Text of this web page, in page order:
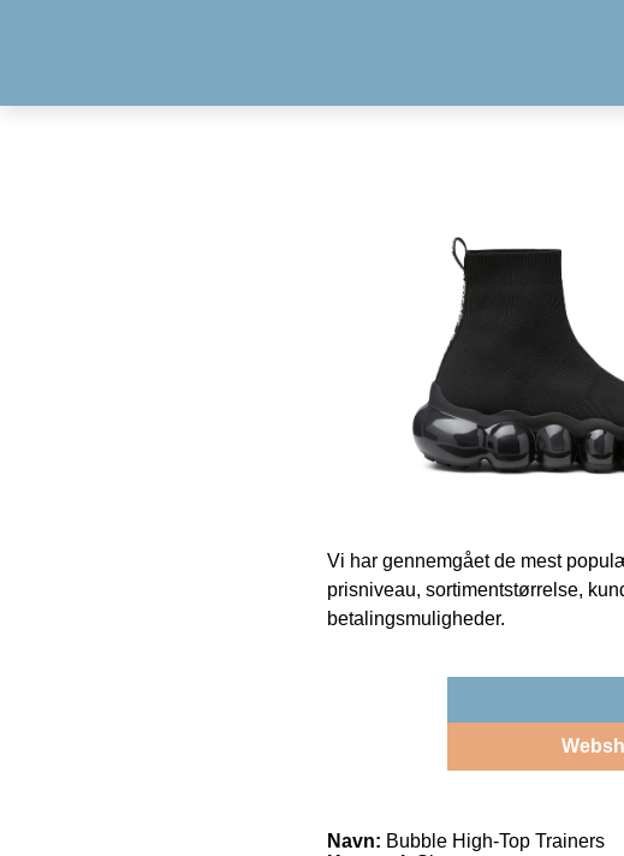
Vi har gennemgået de mest
prisniveau, sortimentstørrelse,
betalingsmuligheder.
Navn: Bubble High-Top Trainers